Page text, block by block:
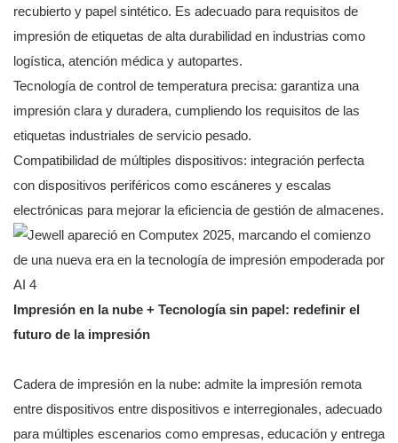
recubierto y papel sintético. Es adecuado para requisitos de
impresión de etiquetas de alta durabilidad en industrias como
logística, atención médica y autopartes.
Tecnología de control de temperatura precisa: garantiza una
impresión clara y duradera, cumpliendo los requisitos de las
etiquetas industriales de servicio pesado.
Compatibilidad de múltiples dispositivos: integración perfecta
con dispositivos periféricos como escáneres y escalas
electrónicas para mejorar la eficiencia de gestión de almacenes.
Impresión en la nube + Tecnología sin papel: redefinir el
futuro de la impresión
Cadera de impresión en la nube: admite la impresión remota
entre dispositivos entre dispositivos e interregionales, adecuado
para múltiples escenarios como empresas, educación y entrega